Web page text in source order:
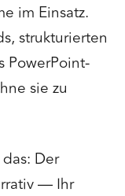
im Einsatz.
strukturierten
PowerPoint-
sie zu
Der
— Ihr